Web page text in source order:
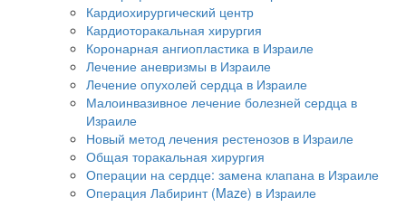
Кардиохирургический центр
Кардиоторакальная хирургия
Коронарная ангиопластика в Израиле
Лечение аневризмы в Израиле
Лечение опухолей сердца в Израиле
Малоинвазивное лечение болезней сердца в
Израиле
Новый метод лечения рестенозов в Израиле
Общая торакальная хирургия
Операции на сердце: замена клапана в Израиле
Операция Лабиринт (Maze) в Израиле